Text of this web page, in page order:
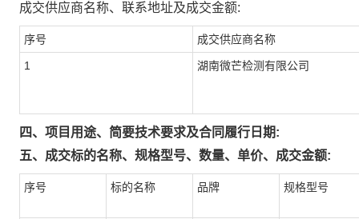
成交供应商名称、联系地址及成交金额:
序号 成交供应商名称
1 湖南微芒检测有限公司
四、项目用途、简要技术要求及合同履行日期:
五、成交标的名称、规格型号、数量、单价、成交金额:
序号 标的名称 品牌 规格型号